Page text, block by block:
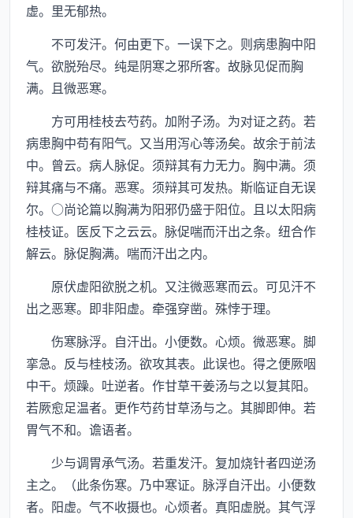
虚。里无郁热。
不可发汗。何由更下。一误下之。则病患胸中阳
气。欲脱殆尽。纯是阴寒之邪所客。故脉见促而胸
满。且微恶寒。
方可用桂枝去芍药。加附子汤。为对证之药。若
病患胸中苟有阳气。又当用泻心等汤矣。故余于前法
中。曾云。病人脉促。须辩其有力无力。胸中满。须
辩其痛与不痛。恶寒。须辩其可发热。斯临证自无误
尔。○尚论篇以胸满为阳邪仍盛于阳位。且以太阳病
桂枝证。医反下之云云。脉促喘而汗出之条。纽合作
解云。脉促胸满。喘而汗出之内。
原伏虚阳欲脱之机。又注微恶寒而云。可见汗不
出之恶寒。即非阳虚。牵强穿凿。殊悖于理。
伤寒脉浮。自汗出。小便数。心烦。微恶寒。脚
挛急。反与桂枝汤。欲攻其表。此误也。得之便厥咽
中干。烦躁。吐逆者。作甘草干姜汤与之以复其阳。
若厥愈足温者。更作芍药甘草汤与之。其脚即伸。若
胃气不和。谵语者。
少与调胃承气汤。若重发汗。复加烧针者四逆汤
主之。（此条伤寒。乃中寒证。脉浮自汗出。小便数
者。阳虚。气不收摄也。心烦者。真阳虚脱。其气浮